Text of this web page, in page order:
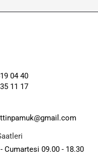
04 40
11 17
Cumartesi 09.00 - 18.30